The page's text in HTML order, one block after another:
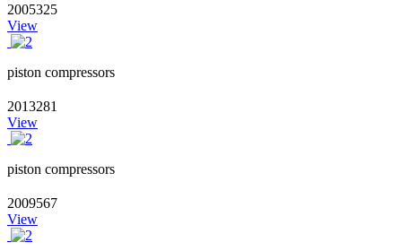
2005325
View
piston compressors
2013281
View
piston compressors
2009567
View